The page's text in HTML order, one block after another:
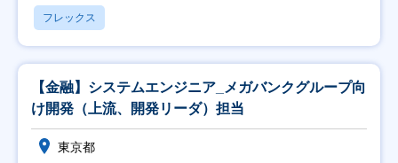
フレックス
【金融】システムエンジニア_メガバンクグループ向
け開発（上流、開発リーダ）担当
東京都